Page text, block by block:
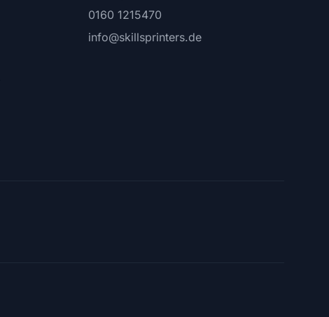
0160 1215470
info@skillsprinters.de